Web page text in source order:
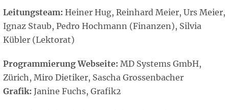
Leitungsteam: Heiner Hug, Reinhard Meier, Urs Meier,
Ignaz Staub, Pedro Hochmann (Finanzen), Silvia
Kübler (Lektorat)
Programmierung Webseite: MD Systems GmbH,
Zürich, Miro Dietiker, Sascha Grossenbacher
Grafik: Janine Fuchs, Grafik2